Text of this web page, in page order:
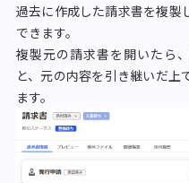
過去に作成した請求書を複製
できます。
複製元の請求書を開いたら
と、元の内容を引き継いだ上
ます。